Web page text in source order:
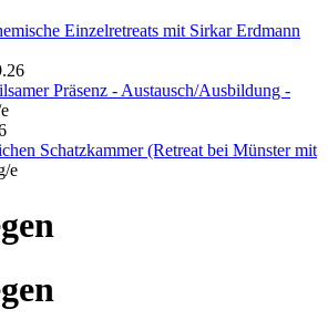
Einzelretreats mit Sirkar Erdmann
Präsenz - Austausch/Ausbildung -
Schatzkammer (Retreat bei Münster mit
e